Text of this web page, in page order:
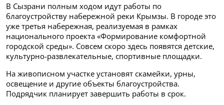
В Сызрани полным ходом идут работы по
благоустройству набережной реки Крымзы. В городе это
уже третья набережная, реализуемая в рамках
национального проекта «Формирование комфортной
городской среды». Совсем скоро здесь появятся детские,
культурно-развлекательные, спортивные площадки.
На живописном участке установят скамейки, урны,
освещение и другие объекты благоустройства.
Подрядчик планирует завершить работы в срок.